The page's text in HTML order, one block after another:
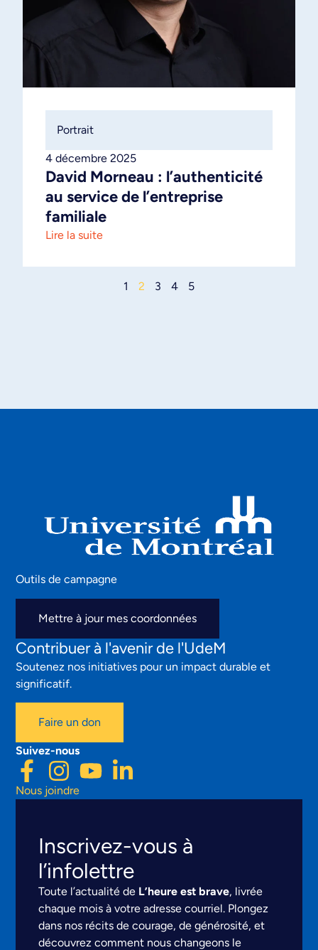
4 décembre 2025
Portrait
David Morneau : l’authenticité
au service de l’entreprise
familiale
Lire la suite
1 2 3 4 5
Outils de campagne
Mettre à jour mes coordonnées
Contribuer à l'avenir de l'UdeM
Soutenez nos initiatives pour un impact durable et
significatif.
Faire un don
Suivez-nous
Nous joindre
Inscrivez-vous à
l’infolettre
Toute l’actualité de L’heure est brave, livrée
chaque mois à votre adresse courriel. Plongez
dans nos récits de courage, de générosité, et
découvrez comment nous changeons le